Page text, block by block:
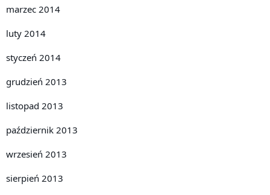
marzec 2014
luty 2014
styczeń 2014
grudzień 2013
listopad 2013
październik 2013
wrzesień 2013
sierpień 2013